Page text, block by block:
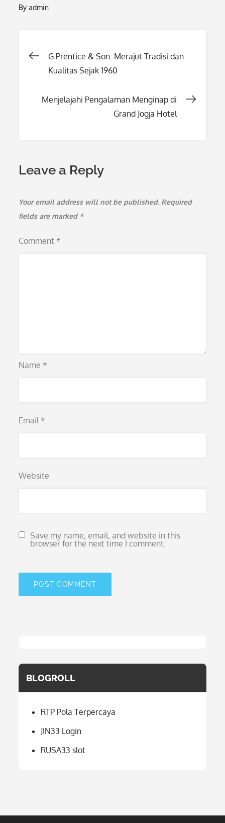
Byadmin
Post
G Prentice & Son: Merajut Tradisi dan
Kualitas Sejak 1960
Menjelajahi Pengalaman Menginap di
Grand Jogja Hotel
Leave a Reply
Your email address will not be published. Required
fields are marked *
Comment *
Name *
Email *
Website
Save my name, email, and website in this
browser for the next time I comment.
BLOGROLL
RTP Pola Terpercaya
JIN33 Login
RUSA33 slot